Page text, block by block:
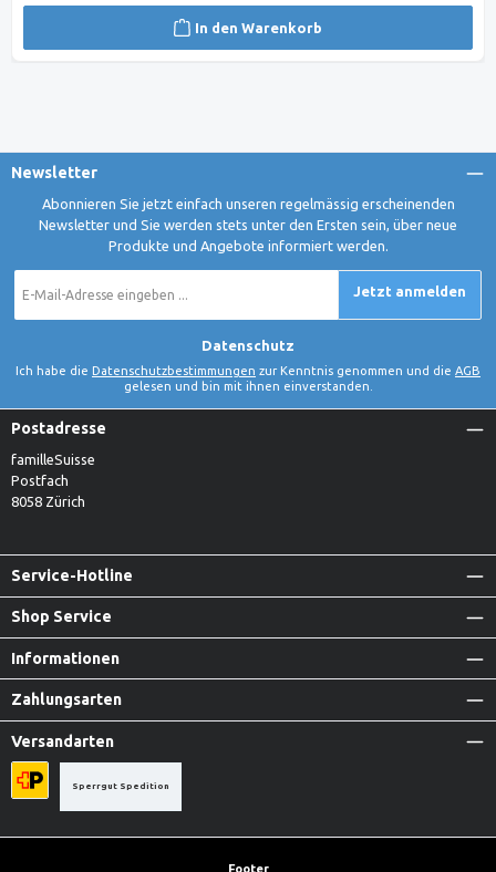
In den Warenkorb
Newsletter
Abonnieren Sie jetzt einfach unseren regelmässig erscheinenden
Newsletter und Sie werden stets unter den Ersten sein, über neue
Produkte und Angebote informiert werden.
Mail-
Jetzt anmelden
Datenschutz
Ich habe die Datenschutzbestimmungen zur Kenntnis genommen und die AGB
gelesen und bin mit ihnen einverstanden.
Postadresse
familleSuisse
Postfach
8058 Zürich
Service-Hotline
Shop Service
Informationen
Zahlungsarten
Versandarten
Priority A-Post
Sperrgut Spedition
Footer